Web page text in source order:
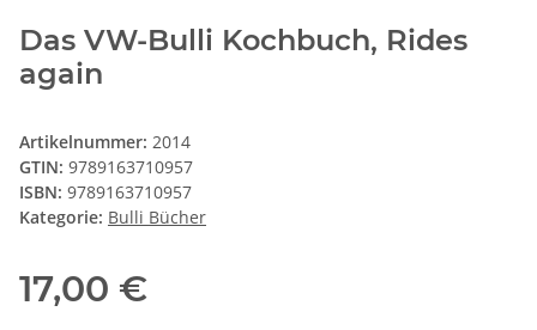
Das VW-Bulli Kochbuch, Rides
again
Artikelnummer: 2014
GTIN: 9789163710957
ISBN: 9789163710957
Kategorie: Bulli Bücher
17,00 €